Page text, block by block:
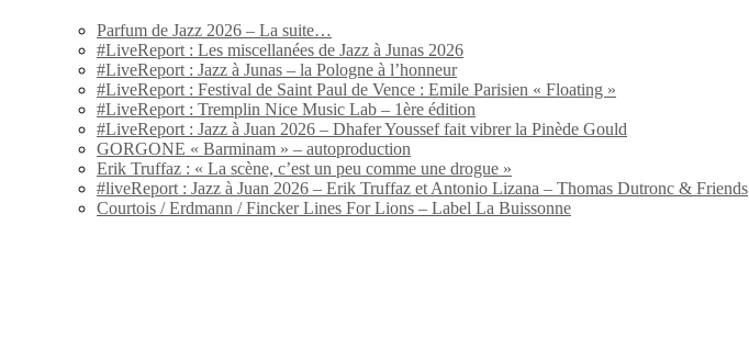
Parfum de Jazz 2026 – La suite…
#LiveReport : Les miscellanées de Jazz à Junas 2026
#LiveReport : Jazz à Junas – la Pologne à l’honneur
#LiveReport : Festival de Saint Paul de Vence : Emile Parisien « Floating »
#LiveReport : Tremplin Nice Music Lab – 1ère édition
#LiveReport : Jazz à Juan 2026 – Dhafer Youssef fait vibrer la Pinède Gould
GORGONE « Barminam » – autoproduction
Erik Truffaz : « La scène, c’est un peu comme une drogue »
#liveReport : Jazz à Juan 2026 – Erik Truffaz et Antonio Lizana – Thomas Dutronc & Friends
Courtois / Erdmann / Fincker Lines For Lions – Label La Buissonne